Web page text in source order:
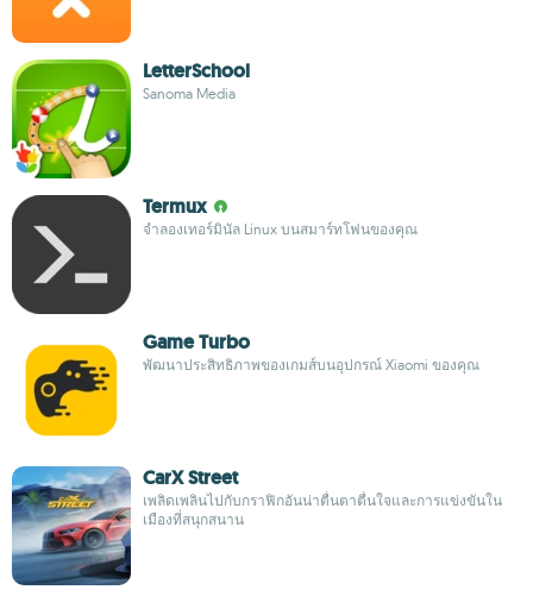
LetterSchool
Sanoma Media
Termux
จำลองเทอร์มินัล Linux บนสมาร์ทโฟนของคุณ
Game Turbo
พัฒนาประสิทธิภาพของเกมส์บนอุปกรณ์ Xiaomi ของคุณ
CarX Street
เพลิดเพลินไปกับกราฟิกอันน่าตื่นตาตื่นใจและการแข่งขันใน
เมืองที่สนุกสนาน